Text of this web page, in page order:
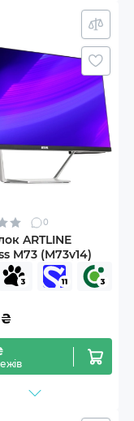
0
ARTLINE
M73 (M73v14)
₴